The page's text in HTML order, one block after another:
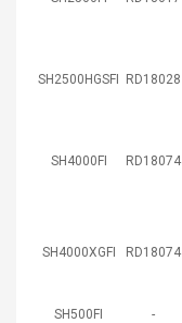
SH2500HGSFI RD18028
SH4000FI RD18074
SH4000XGFI RD18074
SH500FI -